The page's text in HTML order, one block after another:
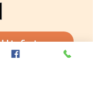
to Cart